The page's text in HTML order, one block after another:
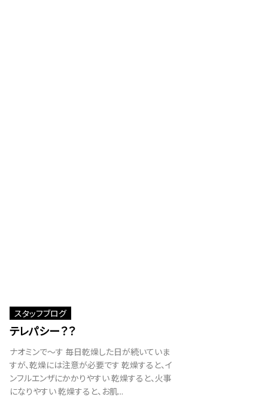
スタッフブログ
テレパシー？？
ナオミンで～す 毎日乾燥した日が続いていま
すが、乾燥には注意が必要です 乾燥すると、イ
ンフルエンザにかかりやすい 乾燥すると、火事
になりやすい 乾燥すると、お肌...